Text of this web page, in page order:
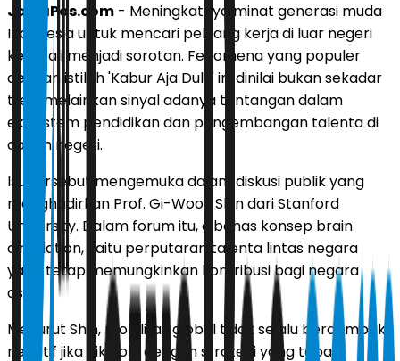
JawaPos.com - Meningkatnya minat generasi muda
Indonesia untuk mencari peluang kerja di luar negeri
kembali menjadi sorotan. Fenomena yang populer
dengan istilah 'Kabur Aja Dulu' ini dinilai bukan sekadar
tren, melainkan sinyal adanya tantangan dalam
ekosistem pendidikan dan pengembangan talenta di
dalam negeri.
Isu tersebut mengemuka dalam diskusi publik yang
menghadirkan Prof. Gi-Wook Shin dari Stanford
University. Dalam forum itu, dibahas konsep brain
circulation, yaitu perputaran talenta lintas negara
yang tetap memungkinkan kontribusi bagi negara
asal.
Menurut Shin, mobilitas global tidak selalu berdampak
negatif jika dikelola dengan strategi yang tepat.